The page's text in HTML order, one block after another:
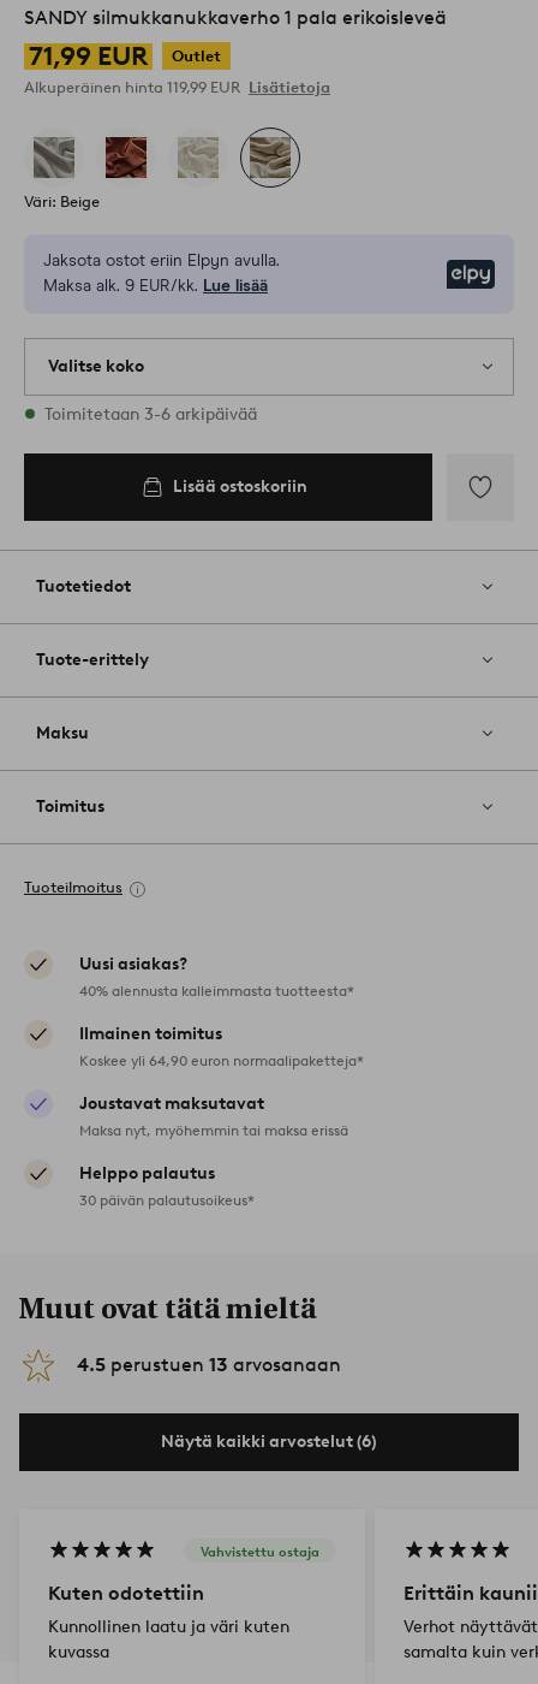
SANDY silmukkanukkaverho 1 pala erikoisleveä
71,99 EUR
Outlet
Alkuperäinen hinta 119,99 EUR Lisätietoja
Väri: Beige
Jaksota ostot eriin Elpyn avulla.
Maksa alk. 9 EUR/kk. Lue lisää
Valitse koko
1 varastossa olevat koot
Toimitetaan 3-6 arkipäivää
Lisää ostoskoriin
Tuotetiedot
Tuote-erittely
Maksu
Toimitus
Tuoteilmoitus
Uusi asiakas?
40% alennusta kalleimmasta tuotteesta*
Ilmainen toimitus
Koskee yli 64,90 euron normaalipaketteja*
Joustavat maksutavat
Maksa nyt, myöhemmin tai maksa erissä
Helppo palautus
30 päivän palautusoikeus*
Muut ovat tätä mieltä
4.5 perustuen 13 arvosanaan
Näytä kaikki arvostelut (6)
Vahvistettu ostaja
Kuten odotettiin
Kunnollinen laatu ja väri kuten
kuvassa
Erittäin
Verhot
samalta kuin